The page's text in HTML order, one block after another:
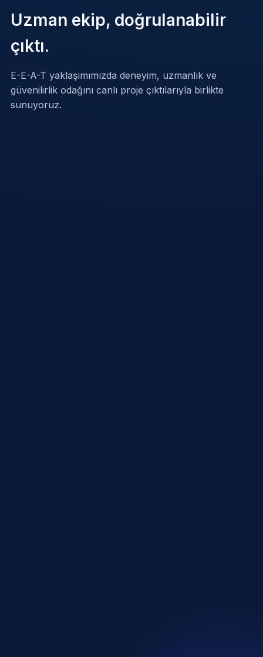
Uzman ekip, doğrulanabilir
çıktı.
E-E-A-T yaklaşımımızda deneyim, uzmanlık ve
güvenilirlik odağını canlı proje çıktılarıyla birlikte
sunuyoruz.